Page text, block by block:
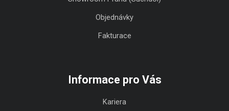
Objednávky
Fakturace
Informace pro Vás
Kariera